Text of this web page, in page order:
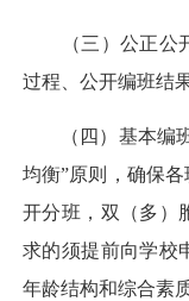
（三）公正公开
过程、公开编班结
（四）基本编班
均衡”原则，确保
开分班，双（多）
求的须提前向学校
年龄结构和综合素